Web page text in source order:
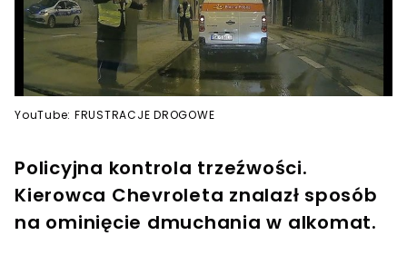
YouTube: FRUSTRACJE DROGOWE
Policyjna kontrola trzeźwości.
Kierowca Chevroleta znalazł sposób
na ominięcie dmuchania w alkomat.